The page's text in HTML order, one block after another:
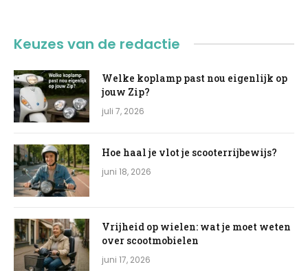
Keuzes van de redactie
Welke koplamp past nou eigenlijk op
jouw Zip?
juli 7, 2026
Hoe haal je vlot je scooterrijbewijs?
juni 18, 2026
Vrijheid op wielen: wat je moet weten
over scootmobielen
juni 17, 2026